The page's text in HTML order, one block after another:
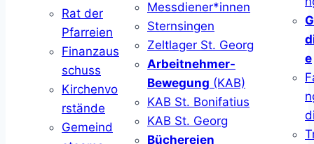
Rat der
Pfarreien
Finanzaus
schuss
Kirchenvo
rstände
Gemeind
Messdiener*innen
Sternsingen
Zeltlager St. Georg
Arbeitnehmer-
Bewegung (KAB)
KAB St. Bonifatius
KAB St. Georg
Büchereien
e